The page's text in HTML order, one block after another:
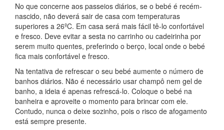
No que concerne aos passeios diários, se o bebé é recém-
nascido, não deverá sair de casa com temperaturas
superiores a 26ºC. Em casa será mais fácil tê-lo confortável
e fresco. Deve evitar a sesta no carrinho ou cadeirinha por
serem muito quentes, preferindo o berço, local onde o bebé
fica mais confortável e fresco.
Na tentativa de refrescar o seu bebé aumente o número de
banhos diários. Não é necessário usar champô nem gel de
banho, a ideia é apenas refrescá-lo. Coloque o bebé na
banheira e aproveite o momento para brincar com ele.
Contudo, nunca o deixe sozinho, pois o risco de afogamento
está sempre presente.